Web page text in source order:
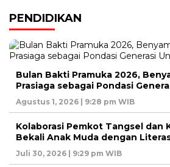
PENDIDIKAN
Bulan Bakti Pramuka 2026,
Prasiaga sebagai Pondasi
Agustus 1, 2026 | 9:28 pm WIB
Kolaborasi Pemkot Tangsel dan
Bekali Anak Muda dengan
Juli 30, 2026 | 9:29 pm WIB